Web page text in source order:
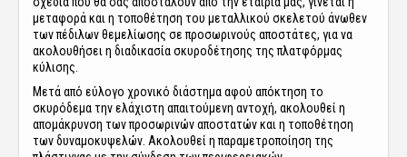
μεταφορά και η τοποθέτηση του μεταλλικού σκελετού άνωθεν
των πέδιλων θεμελίωσης σε προσωρινούς αποστάτες, για να
ακολουθήσει η διαδικασία σκυροδέτησης της πλατφόρμας
κύλισης.
Μετά από εύλογο χρονικό διάστημα αφού απόκτηση το
σκυρόδεμα την ελάχιστη απαιτούμενη αντοχή, ακολουθεί η
απομάκρυνση των προσωρινών αποστατών και η τοποθέτηση
των δυναμοκυψελών. Ακολουθεί η παραμετροποίηση της